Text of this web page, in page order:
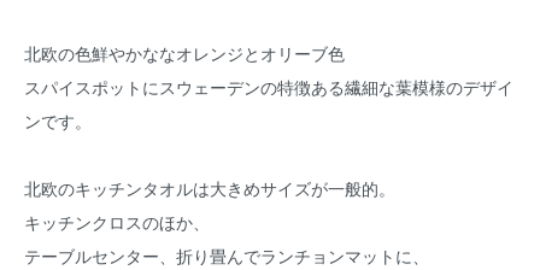
北欧の色鮮やかななオレンジとオリーブ色
スパイスポットにスウェーデンの特徴ある繊細な葉模様のデザイ
ンです。
北欧のキッチンタオルは大きめサイズが一般的。
キッチンクロスのほか、
テーブルセンター、折り畳んでランチョンマットに、